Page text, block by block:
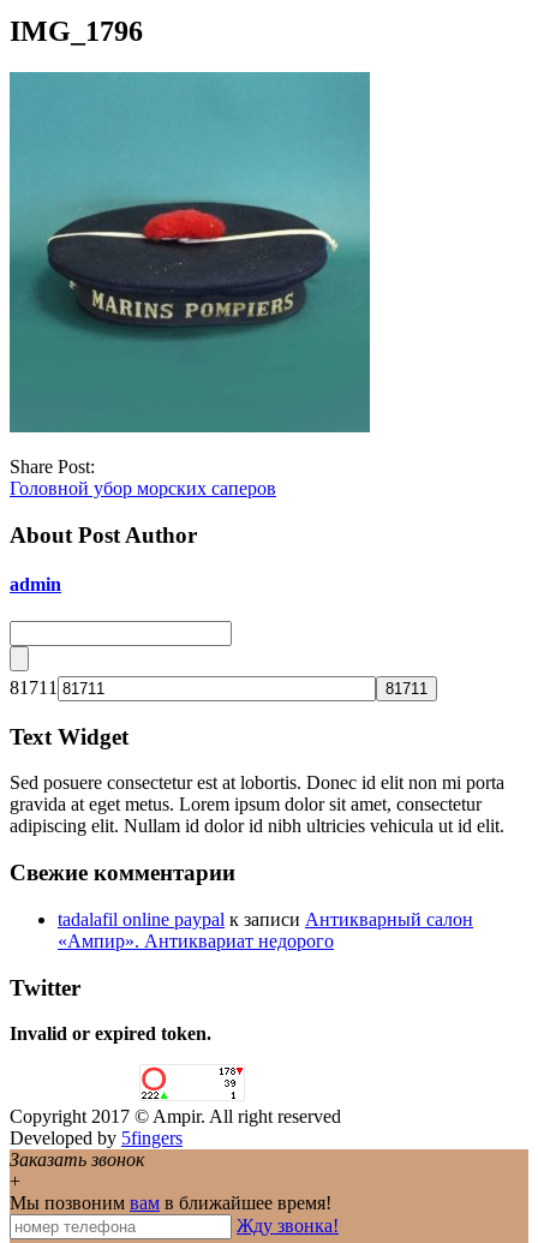
IMG_1796
Share Post:
Головной убор морских саперов
About Post Author
admin
81711
Text Widget
Sed posuere consectetur est at lobortis. Donec id elit non mi porta
gravida at eget metus. Lorem ipsum dolor sit amet, consectetur
adipiscing elit. Nullam id dolor id nibh ultricies vehicula ut id elit.
Свежие комментарии
tadalafil online paypal к записи Антикварный салон
«Ампир». Антиквариат недорого
Twitter
Invalid or expired token.
Copyright 2017 © Ampir. All right reserved
Developed by 5fingers
Заказать звонок
+
Мы позвоним вам в ближайшее время!
Жду звонка!